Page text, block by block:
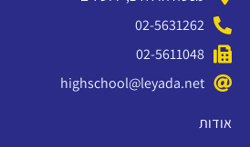
02-5631262
02-5611048
highschool@leyada.net
אודות